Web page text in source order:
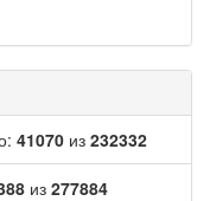
41070 из 232332
из 277884